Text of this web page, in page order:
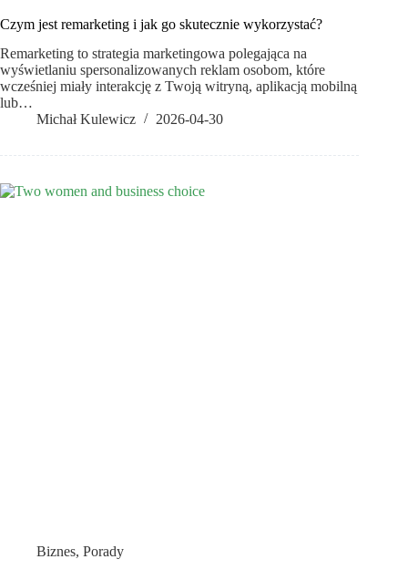
Czym jest remarketing i jak go skutecznie wykorzystać?
Remarketing to strategia marketingowa polegająca na
wyświetlaniu spersonalizowanych reklam osobom, które
wcześniej miały interakcję z Twoją witryną, aplikacją mobilną
lub…
Michał Kulewicz
2026-04-30
Biznes, Porady